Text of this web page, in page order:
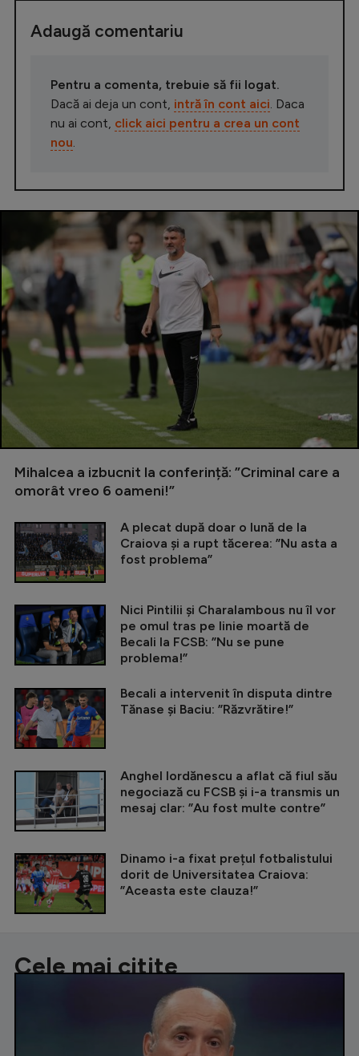
Adaugă comentariu
Pentru a comenta, trebuie să fii logat.
Dacă ai deja un cont, intră în cont aici . Daca
nu ai cont, click aici pentru a crea un cont
nou
Mihalcea a izbucnit la conferință: ”Criminal care a
omorât vreo 6 oameni!”
A plecat după doar o lună de la
Craiova și a rupt tăcerea: ”Nu asta a
fost problema”
Nici Pintilii și Charalambous nu îl vor
pe omul tras pe linie moartă de
Becali la FCSB: ”Nu se pune
problema!”
Becali a intervenit în disputa dintre
Tănase și Baciu: ”Răzvrătire!”
Anghel Iordănescu a aflat că fiul său
negociază cu FCSB și i-a transmis un
mesaj clar: ”Au fost multe contre”
Dinamo i-a fixat prețul fotbalistului
dorit de Universitatea Craiova:
”Aceasta este clauza!”
Cele mai citite